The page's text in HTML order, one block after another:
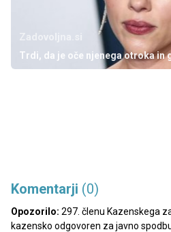
Trdi, da je oče njenega otroka in
Komentarji (0)
Opozorilo: 297. členu Kazenskega
kazensko odgovoren za javno